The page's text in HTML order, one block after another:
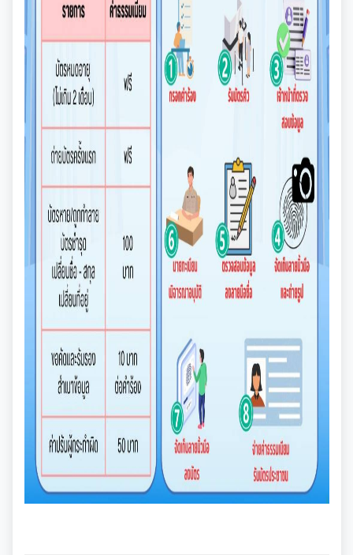
รายงานผลการดำเนินการตามแผนการส่งเสริมวินัย
มาตรการตรวจสอบการใช้ดุลยพินิจ
เจตจำนงสุจริตของผู้บริหาร
เจตจำนงทางการเมืองการต่อต้านการทุจริตของผู้
บริหาร
เจตนารมณ์การป้องกันและต่อต้านการทุจริตคอร์ชั่น
รายงานผลการตรวจสอบงบการเงิน
การประชุมพิจารณาการทบทวน เทศบัญญัติเทศบาล
งานที่ 1 งานปกปักทรัพยากรท้องถิ่น
งานที่ 2 การสำรวจเก็บข้อมูลทรัพยากรท้องถิ่น
งานที่ 3 งานปลูกปักรักษาทรัพยากรท้องถิ่น
งานที่ 5 งานศูนย์ข้อมูลทรัพยากรท้องถิ่น
งานที่ 4 อนุรักษ์และใช้ประโยชน์จากทรัพยากรท้องถิ่น
งานที่ 6 สนับสนุนในการอนุรักษ์และจัดทำฐาน
ทรัพยากร
การจัดการพื้นที่สีเขียวในเมือง
การบริหารจัดการสิ่งแวดล้อม
Green Office
เมืองสิ่งแวดล้อมยั่งยืน
งานตรวจสอบภายใน
การตรวจสอบภายใน
การควบคุมภายใน
การบริหารความเสี่ยง
งานกิจการสภาฯ
รายงานการประชุมสภาเทศบาล
การเรียกประชุมสภาฯ
การนัดประชุมสภาฯ
ประกาศสภาฯเทศบาลเมืองสุเทพ
กำหนดสมัยประชุม
งานประชาสัมพันธ์และการท่องเที่ยว
แผนงานท่องเที่ยว
แผนประชาสัมพันธ์
คู่มือปฏิบัติงานประชาสัมพันธ์
เอกสารประชาสัมพันธ์
เอกสารประชาสัมพันธ์กองการศึกษา
เอกสารประชาสัมพันธ์กองคลัง
เอกสารประชาสัมพันธ์กองสาธารณสุขและสิ่งแวดล้อม
เอกสารประชาสัมพันธ์กองสวัสดิการสังคม
พระราชกรณียกิจในหลวง รัชกาลที่ 9
เอกสารประชาสัมพันธ์การเลือกตั้ง
รวบรวมวีดิทัศน์และสื่อประชาสัมพันธ์อาเซียนปี ๒๕๖๒
ดาวน์โหลดเอกสาร
เอกสารดาวน์โหลด: สำนักปลัดเทศบาล
เอกสารดาวน์โหลด: กองคลัง
เอกสารดาวน์โหลด: กองช่าง
เอกสารดาวน์โหลด: กองสวัสดิการสังคม
เอกสารดาวน์โหลด: กองสาธารณสุขและสิ่งแวดล้อม
เอกสารดาวน์โหลด: กองการศึกษาฯ
พรบ./กฎหมาย เอกสารประชาสัมพันธ์
แบบบัญชีรายการที่ดินและสิ่งปลูกสร้าง ภ.ด.ส.3
แบบบัญชีรายการที่ดินฯ (ห้องชุด) ภ.ด.ส.4
บัญชีราคาประเมินทุนทรัพย์ที่ดินสิ่งปลูกสร้างภ.ด.ส1
ประเมินความพึงพอใจต่อการให้บริการ เทศบาลเมืองสุเทพ
แบบฟอร์มการรับฟังความคิดเห็นของประชาชน
ศูนย์ข้อมูลข่าวสาร
การเลือกตั้งท้องถิ่น